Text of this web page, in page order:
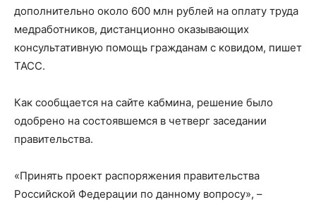
дополнительно около 600 млн рублей на оплату труда
медработников, дистанционно оказывающих
консультативную помощь гражданам с ковидом, пишет
ТАСС.
Как сообщается на сайте кабмина, решение было
одобрено на состоявшемся в четверг заседании
правительства.
«Принять проект распоряжения правительства
Российской Федерации по данному вопросу», –